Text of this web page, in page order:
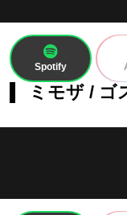
Spotify
ミモザ / ゴ